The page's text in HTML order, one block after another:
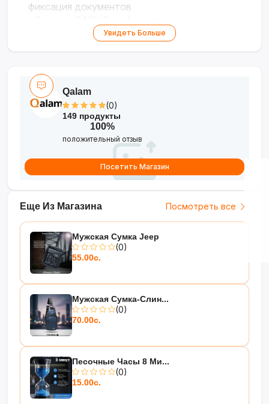
фиксация документов
скрепления 10–20 листов
Увидеть Больше
Еще Из Магазина Посмотреть все
Мужская Сумка Jeep
(0)
55.00с.
Мужская Сумка-Слин...
(0)
70.00с.
Песочные Часы 8 Ми...
(0)
15.00с.
Qalam
(0)
149 продукты
100%
положительный отзыв
Посетить Магазин